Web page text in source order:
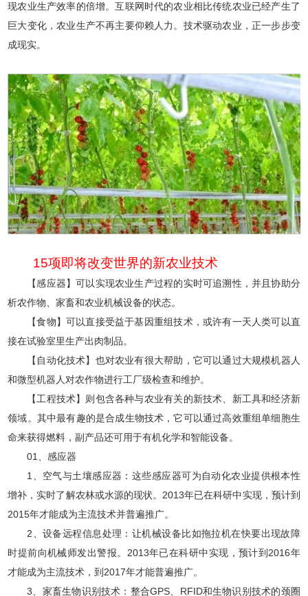
现农业生产效率的倍增。互联网时代的农业相比传统农业已经产生了
巨大变化，农业生产不再主要仰赖人力。技术驱动农业，正一步步变
成现实。
15项即将改变世界的新农业技术
【感应器】可以实现农业生产过程的实时可追溯性，并且协助分
析农作物、家畜和农业机械设备的状态。
【食物】可以直接受益于基因重组技术，或许有一天人类可以直
接在试验室里生产出肉制品。
【自动化技术】也对农业有很大帮助，它可以通过大规模机器人
和微型机器人对农作物进行工厂级检查和维护。
【工程技术】则包含各种与农业有关的新技术、新工具和经济新
领域。其中最有趣的是合成生物技术，它可以通过高效重组单细胞生
命来获得燃料，副产品还可用于有机化学和智能设备。
01、感应器
1、空气与土壤感应器：这些感应器可为自动化农业提供根本性
增补，实时了解农林或水源的现状。2013年已在科研中实现，预计到
2015年才能成为主流技术并普遍推广。
2、设备远程信息处理：让机械设备比如拖拉机在快要出现故障
时提前向机械师发出警报。2013年已在科研中实现，预计到2016年
才能成为主流技术，到2017年才能普遍推广。
3、家畜生物识别技术：整合GPS、RFID和生物识别技术的颈圈